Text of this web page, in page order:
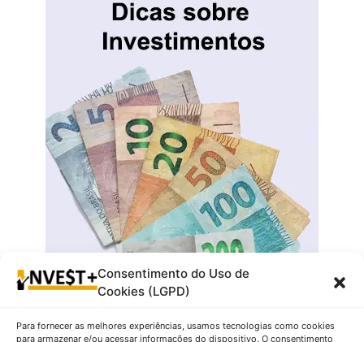
Consentimento do Uso de
Cookies (LGPD)
Para fornecer as melhores experiências, usamos tecnologias como cookies
para armazenar e/ou acessar informações do dispositivo. O consentimento